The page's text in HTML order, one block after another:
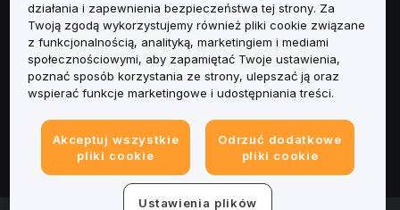
Usługi
Obsługa Klienta
Informacje prawne
działania i zapewnienia bezpieczeństwa tej strony. Za
Twoją zgodą wykorzystujemy również pliki cookie związane
z funkcjonalnością, analityką, marketingiem i mediami
społecznościowymi, aby zapamiętać Twoje ustawienia,
poznać sposób korzystania ze strony, ulepszać ją oraz
wspierać funkcje marketingowe i udostępniania treści.
Akceptuj wszystkie
pliki cookie
Odrzuć dodatkowe
pliki cookie
Ustawienia plików